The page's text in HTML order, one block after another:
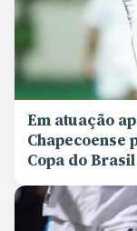
Em atuação
Chapecoense
Copa do Brasil